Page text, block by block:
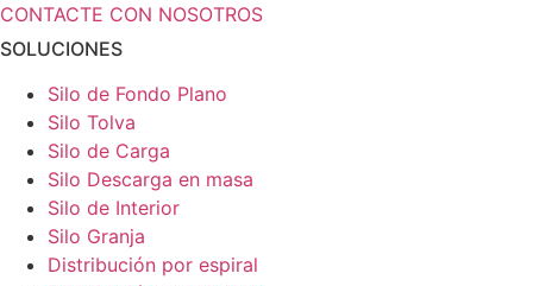
CONTACTE CON NOSOTROS
SOLUCIONES
Silo de Fondo Plano
Silo Tolva
Silo de Carga
Silo Descarga en masa
Silo de Interior
Silo Granja
Distribución por espiral